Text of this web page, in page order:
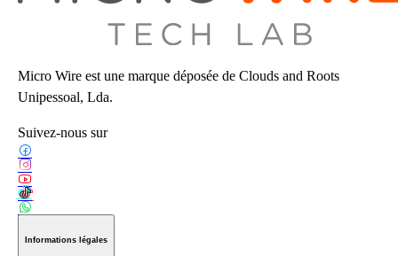
Micro Wire est une marque déposée de Clouds and Roots
Unipessoal, Lda.
Suivez-nous sur
Informations légales